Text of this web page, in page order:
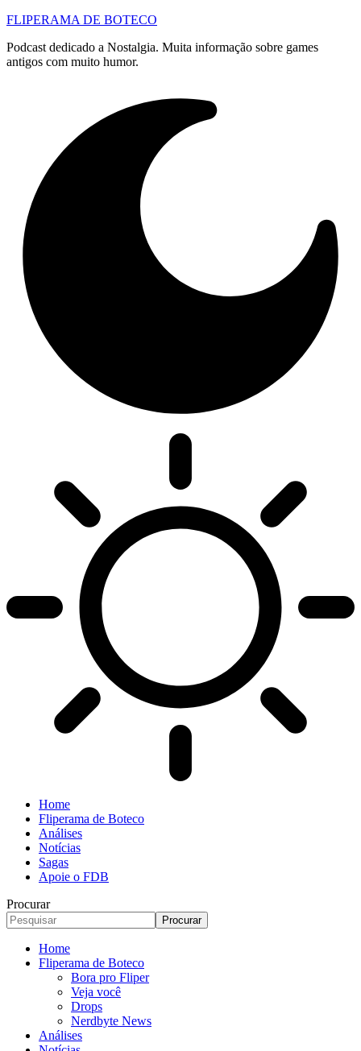
FLIPERAMA DE BOTECO
Podcast dedicado a Nostalgia. Muita informação sobre games
antigos com muito humor.
Home
Fliperama de Boteco
Análises
Notícias
Sagas
Apoie o FDB
Procurar
Home
Fliperama de Boteco
Bora pro Fliper
Veja você
Drops
Nerdbyte News
Análises